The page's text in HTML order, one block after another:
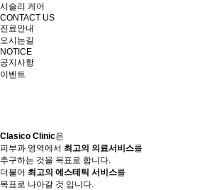
시슬리 케어
CONTACT US
진료안내
오시는길
NOTICE
공지사항
이벤트
Clasico Clinic은
피부과 영역에서 최고의 의료서비스를
추구하는 것을 목표로 합니다.
더불어 최고의 에스테틱 서비스를
목표로 나아갈 것 입니다.